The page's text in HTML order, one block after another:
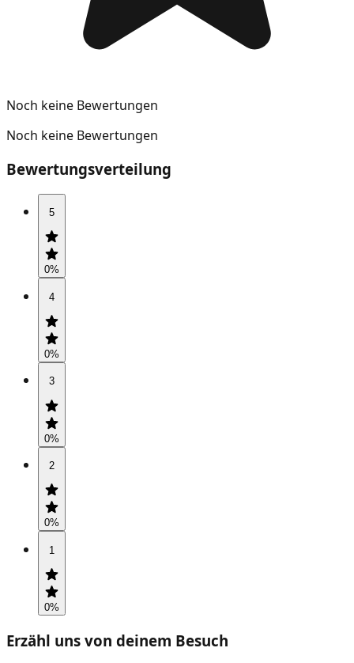
Noch keine Bewertungen
Noch keine Bewertungen
Bewertungsverteilung
5
0%
4
0%
3
0%
2
0%
1
0%
Erzähl uns von deinem Besuch